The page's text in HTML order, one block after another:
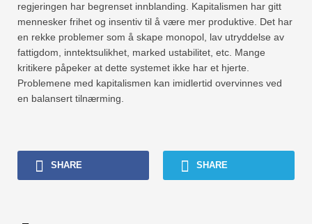
regjeringen har begrenset innblanding. Kapitalismen har gitt
mennesker frihet og insentiv til å være mer produktive. Det har
en rekke problemer som å skape monopol, lav utryddelse av
fattigdom, inntektsulikhet, marked ustabilitet, etc. Mange
kritikere påpeker at dette systemet ikke har et hjerte.
Problemene med kapitalismen kan imidlertid overvinnes ved
en balansert tilnærming.
SHARE SHARE